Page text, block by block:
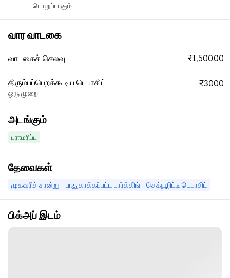
பொறுப்பாகும்.
வார வாடகை
வாடகைச் செலவு ₹1,500.00
திரும்பப்பெறக்கூடிய டெபாசிட்
ஒரு முறை
₹3000
அடங்கும்
பராமரிப்பு
தேவைகள்
முகவரிச் சான்று பாதுகாக்கப்பட்ட பார்க்கிங் செக்யூரிட்டி டெபாசிட்
பிக்அப் இடம்